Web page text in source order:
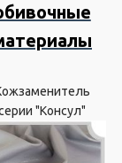
"Консул"